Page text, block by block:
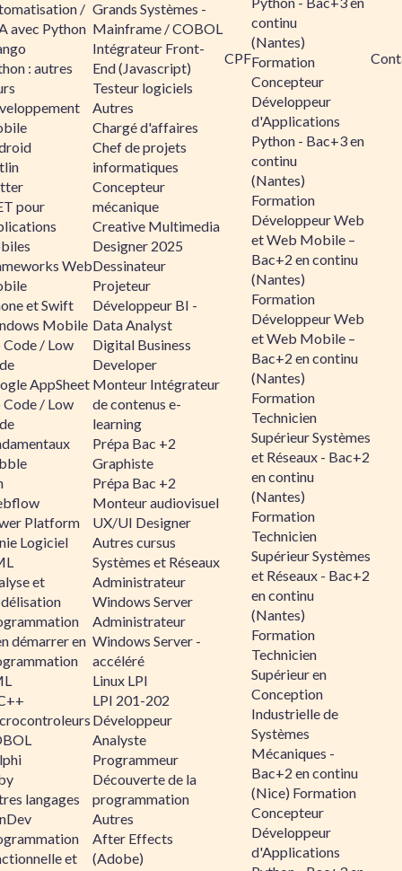
/
avec Python
: autres
pour
Web
et Swift
Mobile
/ Low
AppSheet
/ Low
Platform
Logiciel
et
démarrer en
langages
et
Grands Systèmes -
Mainframe / COBOL
Intégrateur Front-
End (Javascript)
Testeur logiciels
Autres
Chargé d'affaires
Chef de projets
informatiques
Concepteur
mécanique
Creative Multimedia
Designer 2025
Dessinateur
Projeteur
Développeur BI -
Data Analyst
Digital Business
Developer
Monteur Intégrateur
de contenus e-
learning
Prépa Bac +2
Graphiste
Prépa Bac +2
Monteur audiovisuel
UX/UI Designer
Autres cursus
Systèmes et Réseaux
Administrateur
Windows Server
Administrateur
Windows Server -
accéléré
Linux LPI
LPI 201-202
Développeur
Analyste
Programmeur
Découverte de la
programmation
Autres
After Effects
(Adobe)
CPF
continu
(Nantes)
Formation
Concepteur
Développeur
d'Applications
Python - Bac+3 en
continu
(Nantes)
Formation
Développeur Web
et Web Mobile –
Bac+2 en continu
(Nantes)
Formation
Développeur Web
et Web Mobile –
Bac+2 en continu
(Nantes)
Formation
Technicien
Supérieur Systèmes
et Réseaux - Bac+2
en continu
(Nantes)
Formation
Technicien
Supérieur Systèmes
et Réseaux - Bac+2
en continu
(Nantes)
Formation
Technicien
Supérieur en
Conception
Industrielle de
Systèmes
Mécaniques -
Bac+2 en continu
(Nice) Formation
Concepteur
Développeur
d'Applications